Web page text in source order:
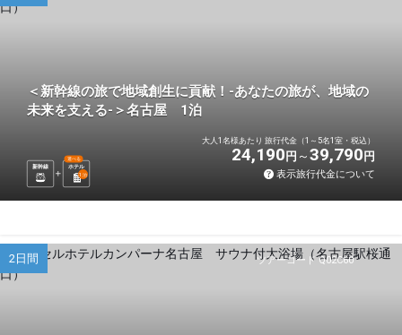
＜新幹線の旅で地域創生に貢献！-あなたの旅が、地域の
未来を支える-＞名古屋 1泊
新幹線 ホテル
選べる
1 泊
大人1名様あたり 旅行代金（1～5名1室・税込）
24,190 円 39,790 円
表示旅行代金について
ツアーコード Q02C60
2日間